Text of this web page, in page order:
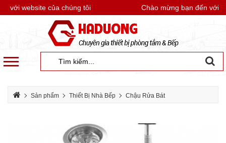
với website của chúng tôi Chào mừng bạn đến với
Sản phẩm Thiết Bị Nhà Bếp Chậu Rửa Bát
Bộ thoát chậu rửa chén bát RANCO RC-152